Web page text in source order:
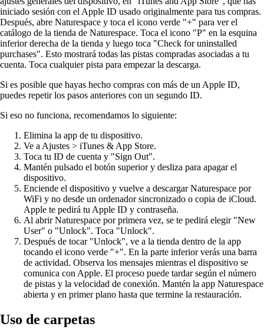
iniciado sesión con el Apple ID usado originalmente para tus compras.
Después, abre Naturespace y toca el icono verde "+" para ver el
catálogo de la tienda de Naturespace. Toca el icono "P" en la esquina
inferior derecha de la tienda y luego toca "Check for uninstalled
purchases". Esto mostrará todas las pistas compradas asociadas a tu
cuenta. Toca cualquier pista para empezar la descarga.
Si es posible que hayas hecho compras con más de un Apple ID,
puedes repetir los pasos anteriores con un segundo ID.
Si eso no funciona, recomendamos lo siguiente:
Elimina la app de tu dispositivo.
Ve a Ajustes > iTunes & App Store.
Toca tu ID de cuenta y "Sign Out".
Mantén pulsado el botón superior y desliza para apagar el
dispositivo.
Enciende el dispositivo y vuelve a descargar Naturespace por
WiFi y no desde un ordenador sincronizado o copia de iCloud.
Apple te pedirá tu Apple ID y contraseña.
Al abrir Naturespace por primera vez, se te pedirá elegir "New
User" o "Unlock". Toca "Unlock".
Después de tocar "Unlock", ve a la tienda dentro de la app
tocando el icono verde "+". En la parte inferior verás una barra
de actividad. Observa los mensajes mientras el dispositivo se
comunica con Apple. El proceso puede tardar según el número
de pistas y la velocidad de conexión. Mantén la app Naturespace
abierta y en primer plano hasta que termine la restauración.
Uso de carpetas